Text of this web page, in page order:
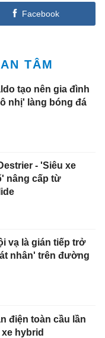
Facebook
TÂM
tạo nên gia đình
nhị' làng bóng đá
- 'Siêu xe
nâng cấp từ
vạ là gián tiếp trở
nhân' trên đường
điện toàn cầu lần
hybrid